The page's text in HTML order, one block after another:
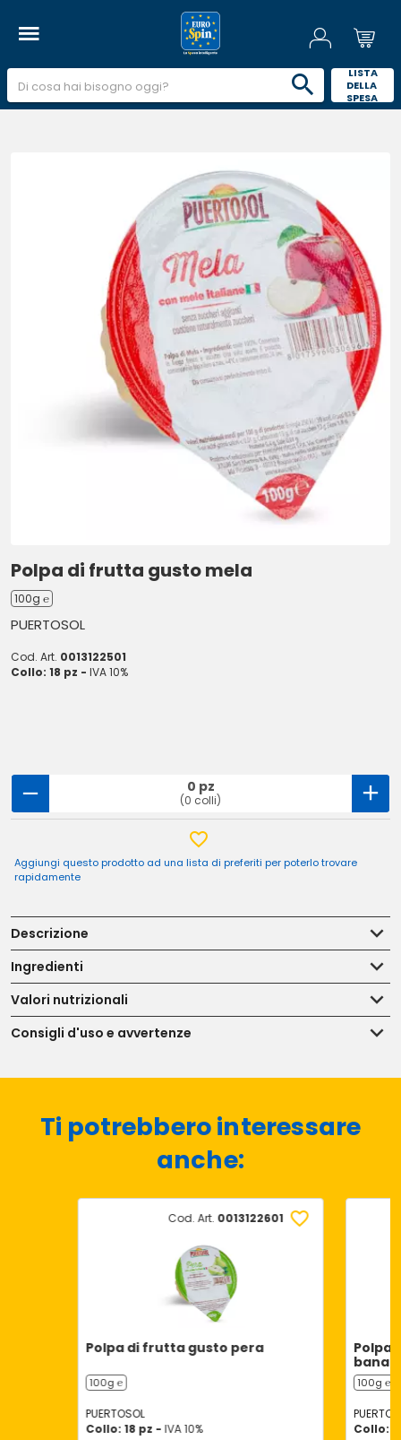
LISTA
DELLA
SPESA
Polpa di frutta gusto mela
100g ℮
PUERTOSOL
Cod. Art. 0013122501
Collo: 18 pz - IVA 10%
0 pz
(0 colli)
Aggiungi questo prodotto ad una lista di preferiti per poterlo trovare
rapidamente
Descrizione
Ingredienti
Valori nutrizionali
Consigli d'uso e avvertenze
Ti potrebbero interessare
anche:
Cod. Art. 0013122601
Polpa di frutta gusto pera
100g ℮
PUERTOSOL
Collo: 18 pz - IVA 10%
Polpa
100g ℮
Collo: